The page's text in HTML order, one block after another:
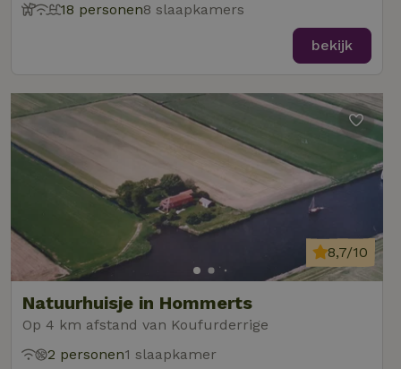
18 personen8 slaapkamers
bekijk
Natuurhuisje in Hommerts
Op 4 km afstand van Koufurderrige
8,7/10
2 personen1 slaapkamer